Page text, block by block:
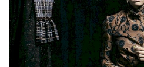
Ambiente